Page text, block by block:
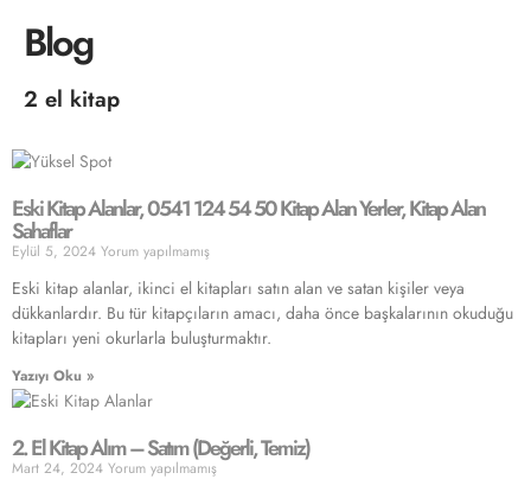
Blog
2 el kitap
Eski Kitap Alanlar, 0541 124 54 50 Kitap Alan Yerler, Kitap Alan
Sahaflar
Eylül 5, 2024 Yorum yapılmamış
Eski kitap alanlar, ikinci el kitapları satın alan ve satan kişiler veya
dükkanlardır. Bu tür kitapçıların amacı, daha önce başkalarının okuduğu
kitapları yeni okurlarla buluşturmaktır.
Yazıyı Oku »
2. El Kitap Alım – Satım (Değerli, Temiz)
Mart 24, 2024 Yorum yapılmamış